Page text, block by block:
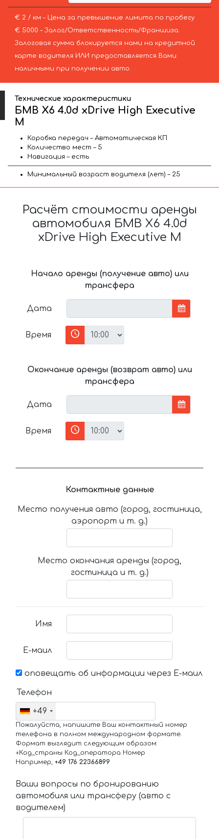
€ 2 / км – Цена за превышение лимита по пробегу
€ 5000 – Залог/Ответственность/Франшиза.
Залоговая сумма блокируется нами на кредитной
карте водителя ИЛИ предоставляется Вами
наличными при получении авто.
Технические характеристики
БМВ X6 4.0d xDrive High Executive
M
Коробка передач – Автоматическая КП
Количество мест – 5
Навигация – есть
Минимальный возраст водителя (лет) – 25
Расчёт стоимости аренды
автомобиля БМВ X6 4.0d
xDrive High Executive M
Начало аренды (получение авто) или
трансфера
Дата
Время
Окончание аренды (возврат авто) или
трансфера
Дата
Время
Контактные данные
Место получения авто (город, гостиница,
аэропорт и т. д.)
Место окончания аренды (город,
гостиница и т. д.)
Имя
Е-маил
оповещать об информации через Е-маил
Телефон
+49
Пожалуйста, напишите Ваш контактный номер
телефона в полном международном формате.
Формат выглядит следующим образом:
+Код_страны Код_оператора Номер
Например, +49 176 22366899
Ваши вопросы по бронированию
автомобиля или трансферу (авто с
водителем)